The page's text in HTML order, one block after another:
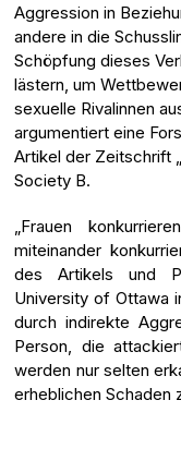
Aggression in
andere in die
Schöpfung dieses
lästern, um
sexuelle Rivalinnen
argumentiert eine
Artikel der Zeitschrift
Society B.
„Frauen
miteinander
des Artikels und
University of Ottawa
durch indirekte
Person, die
werden nur selten
erheblichen Schaden